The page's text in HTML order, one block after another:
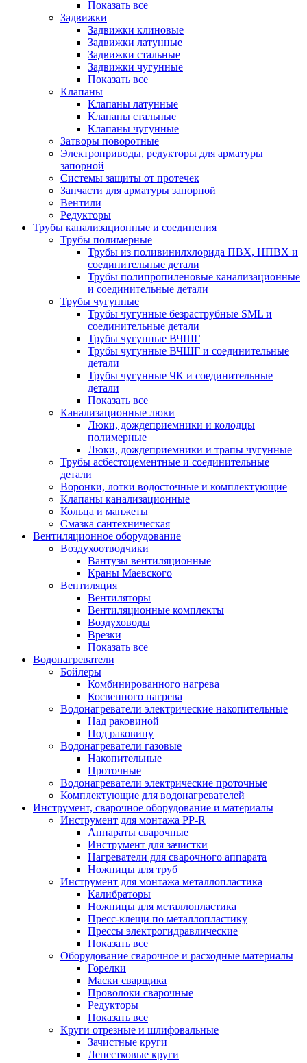
Показать все
Задвижки
Задвижки клиновые
Задвижки латунные
Задвижки стальные
Задвижки чугунные
Показать все
Клапаны
Клапаны латунные
Клапаны стальные
Клапаны чугунные
Затворы поворотные
Электроприводы, редукторы для арматуры
запорной
Системы защиты от протечек
Запчасти для арматуры запорной
Вентили
Редукторы
Трубы канализационные и соединения
Трубы полимерные
Трубы из поливинилхлорида ПВХ, НПВХ и
соединительные детали
Трубы полипропиленовые канализационные
и соединительные детали
Трубы чугунные
Трубы чугунные безраструбные SML и
соединительные детали
Трубы чугунные ВЧШГ
Трубы чугунные ВЧШГ и соединительные
детали
Трубы чугунные ЧК и соединительные
детали
Показать все
Канализационные люки
Люки, дождеприемники и колодцы
полимерные
Люки, дождеприемники и трапы чугунные
Трубы асбестоцементные и соединительные
детали
Воронки, лотки водосточные и комплектующие
Клапаны канализационные
Кольца и манжеты
Смазка сантехническая
Вентиляционное оборудование
Воздухоотводчики
Вантузы вентиляционные
Краны Маевского
Вентиляция
Вентиляторы
Вентиляционные комплекты
Воздуховоды
Врезки
Показать все
Водонагреватели
Бойлеры
Комбинированного нагрева
Косвенного нагрева
Водонагреватели электрические накопительные
Над раковиной
Под раковину
Водонагреватели газовые
Накопительные
Проточные
Водонагреватели электрические проточные
Комплектующие для водонагревателей
Инструмент, сварочное оборудование и материалы
Инструмент для монтажа PP-R
Аппараты сварочные
Инструмент для зачистки
Нагреватели для сварочного аппарата
Ножницы для труб
Инструмент для монтажа металлопластика
Калибраторы
Ножницы для металлопластика
Пресс-клещи по металлопластику
Прессы электрогидравлические
Показать все
Оборудование сварочное и расходные материалы
Горелки
Маски сварщика
Проволоки сварочные
Редукторы
Показать все
Круги отрезные и шлифовальные
Зачистные круги
Лепестковые круги